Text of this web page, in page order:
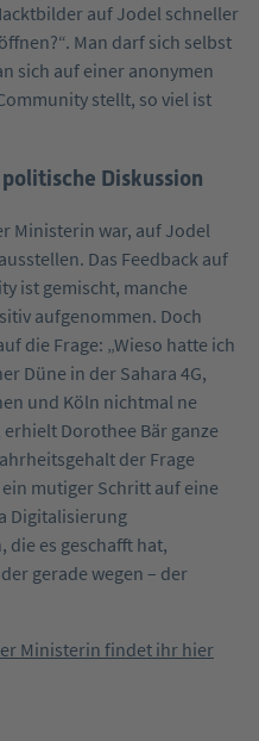
auf Jodel schneller
Man darf sich selbst
sich auf einer anonymen
stellt, so viel ist
Diskussion
Ministerin war, auf Jodel
Das Feedback auf
ist gemischt, manche
aufgenommen. Doch
die Frage: „Wieso hatte ich
Düne in der Sahara 4G,
und Köln nichtmal ne
Dorothee Bär ganze
der Frage
mutiger Schritt auf eine
Digitalisierung
es geschafft hat,
gerade wegen – der
Ministerin findet ihr hier